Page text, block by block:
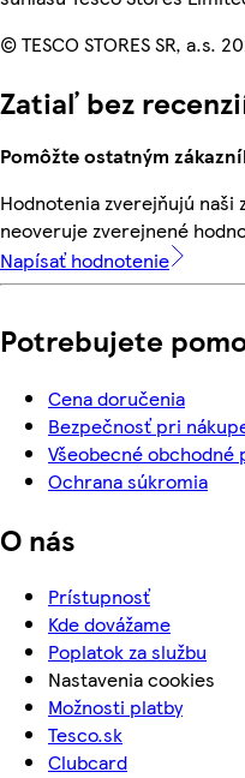
© TESCO STORES SR, a.s.
Zatiaľ bez
Pomôžte ostatným
Hodnotenia zverejňujú naši
neoveruje zverejnené
Napísať hodnotenie
Potrebujete
Cena doručenia
Bezpečnosť pri
Všeobecné obchodné
Ochrana súkromia
O nás
Prístupnosť
Kde dovážame
Poplatok za službu
Nastavenia cookies
Možnosti platby
Tesco.sk
Clubcard